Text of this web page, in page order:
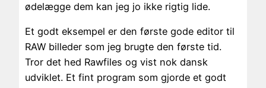
ødelægge dem kan jeg jo ikke rigtig lide.
Et godt eksempel er den første gode editor til
RAW billeder som jeg brugte den første tid.
Tror det hed Rawfiles og vist nok dansk
udviklet. Et fint program som gjorde et godt